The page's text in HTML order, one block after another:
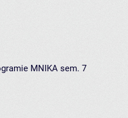
MNIKA sem. 7